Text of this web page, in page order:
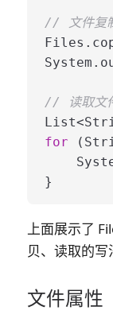
// 文件复
// 读取文
for
上面展示了
贝、读取的写
文件属性